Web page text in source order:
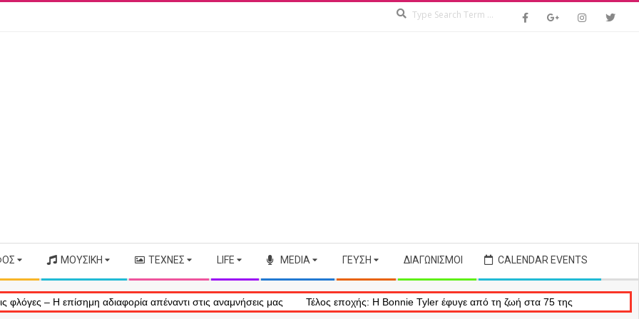
ΜΟΥΣΙΚΉ ΤΈΧΝΕΣ LIFE MEDIA ΓΕΎΣΗ ΔΙΑΓΩΝΙΣΜΟΊ CALENDAR EVENTS
αδιαφορία απέναντι στις αναμνήσεις μας Τέλος εποχής: Η Bonnie Tyler έφυγε από τη ζωή στα 75 της